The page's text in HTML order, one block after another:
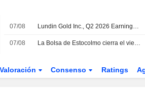
07/08 Lundin Gold Inc., Q2 2026 Earnings Call, Aug 07, 2026
07/08 La Bolsa de Estocolmo cierra el viernes en rojo a pesar del impulso de Lundin Gold tras sus resultados
Valoración Consenso Ratings